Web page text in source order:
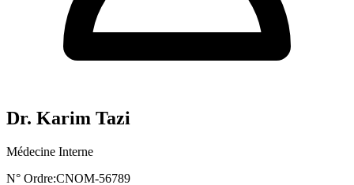
Dr. Karim Tazi
Médecine Interne
N° Ordre:CNOM-56789